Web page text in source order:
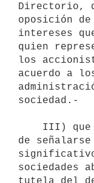
Directorio,
oposición de
intereses
quien
los
acuerdo a
sociedad.-
de señalarse
sociedades